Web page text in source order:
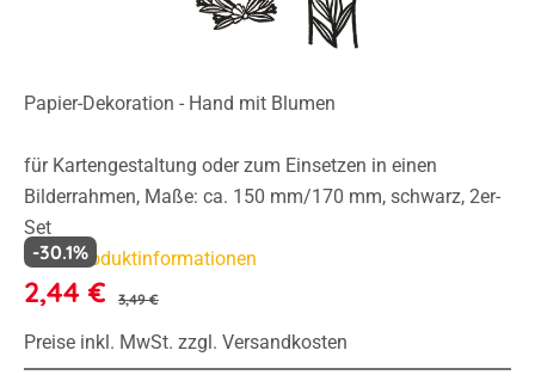
Papier-Dekoration - Hand mit Blumen
für Kartengestaltung oder zum Einsetzen in einen
Bilderrahmen, Maße: ca. 150 mm/170 mm, schwarz, 2er-
Set
Mehr Produktinformationen
2,44 € 3,49 €
-30.1%
Preise inkl. MwSt. zzgl. Versandkosten